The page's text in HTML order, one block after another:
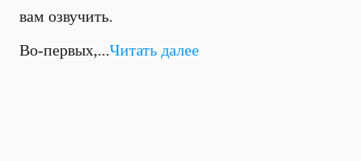
вам озвучить.
Во-первых,...Читать далее